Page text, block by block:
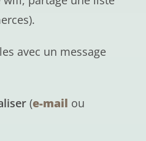
avec un message
(e-mail ou